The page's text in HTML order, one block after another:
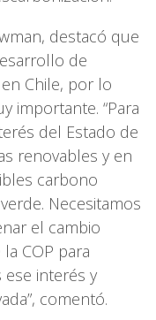
destacó que
de
Chile, por lo
importante. “Para
del Estado de
renovables y en
carbono
Necesitamos
el cambio
COP para
ese interés y
comentó.